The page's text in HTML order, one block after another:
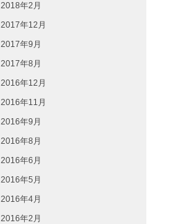
2018年2月
2017年12月
2017年9月
2017年8月
2016年12月
2016年11月
2016年9月
2016年8月
2016年6月
2016年5月
2016年4月
2016年2月